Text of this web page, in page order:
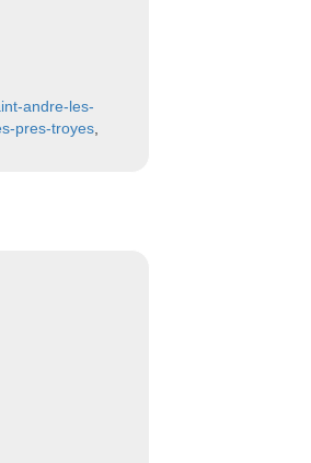
andre-les-
pres-troyes